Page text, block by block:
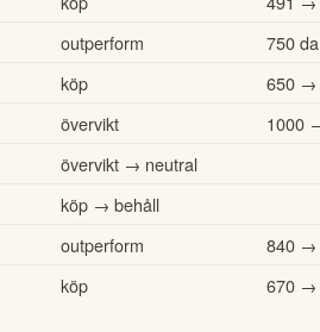
outperform 750
köp 650 →
övervikt 1000
övervikt → neutral
köp → behåll
outperform 840 →
köp 670 →